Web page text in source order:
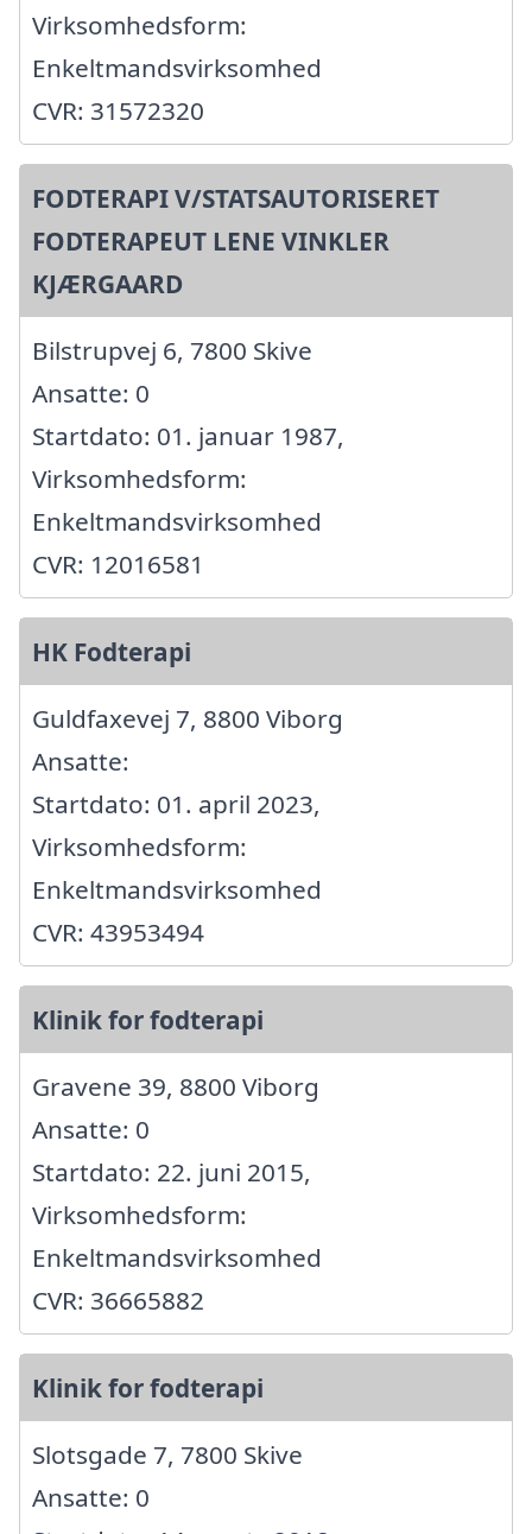
Virksomhedsform:
Enkeltmandsvirksomhed
CVR: 31572320
FODTERAPI V/STATSAUTORISERET
FODTERAPEUT LENE VINKLER
KJÆRGAARD
Bilstrupvej 6, 7800 Skive
Ansatte: 0
Startdato: 01. januar 1987,
Virksomhedsform:
Enkeltmandsvirksomhed
CVR: 12016581
HK Fodterapi
Guldfaxevej 7, 8800 Viborg
Ansatte:
Startdato: 01. april 2023,
Virksomhedsform:
Enkeltmandsvirksomhed
CVR: 43953494
Klinik for fodterapi
Gravene 39, 8800 Viborg
Ansatte: 0
Startdato: 22. juni 2015,
Virksomhedsform:
Enkeltmandsvirksomhed
CVR: 36665882
Klinik for fodterapi
Slotsgade 7, 7800 Skive
Ansatte: 0